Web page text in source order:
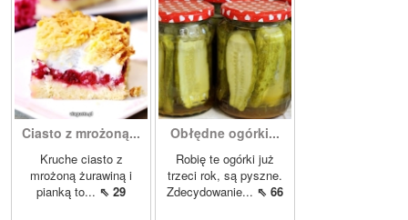
Ciasto z mrożoną...
Kruche ciasto z
mrożoną żurawiną i
pianką to... ⇖ 29
Obłędne ogórki...
Robię te ogórki już
trzeci rok, są pyszne.
Zdecydowanie... ⇖ 66